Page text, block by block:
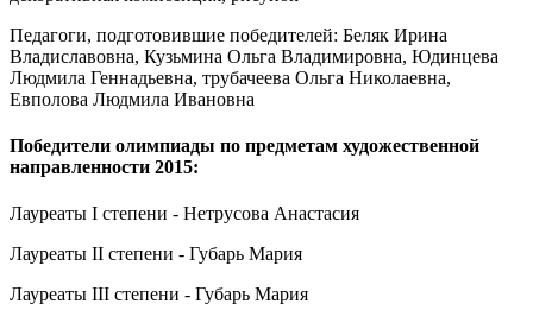
Педагоги, подготовившие победителей: Беляк Ирина
Владиславовна, Кузьмина Ольга Владимировна, Юдинцева
Людмила Геннадьевна, трубачеева Ольга Николаевна,
Евполова Людмила Ивановна
Победители олимпиады по предметам художественной
направленности 2015:
Лауреаты I степени - Нетрусова Анастасия
Лауреаты II степени - Губарь Мария
Лауреаты III степени - Губарь Мария